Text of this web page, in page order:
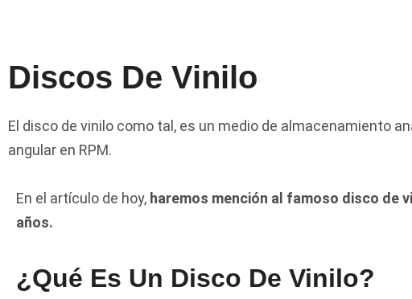
Discos De Vinilo
El disco de vinilo como tal, es un medio de almacenamiento
angular en RPM.
En el artículo de hoy, haremos mención al famoso disco de
años.
¿Qué Es Un Disco De Vinilo?